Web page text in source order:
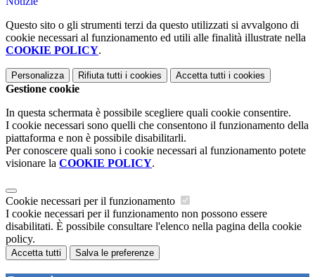
Questo sito o gli strumenti terzi da questo utilizzati si avvalgono di
cookie necessari al funzionamento ed utili alle finalità illustrate nella
COOKIE POLICY.
Personalizza Rifiuta tutti i cookies Accetta tutti i cookies
Gestione cookie
In questa schermata è possibile scegliere quali cookie consentire.
I cookie necessari sono quelli che consentono il funzionamento della
piattaforma e non è possibile disabilitarli.
Per conoscere quali sono i cookie necessari al funzionamento potete
visionare la COOKIE POLICY.
Cookie necessari per il funzionamento
I cookie necessari per il funzionamento non possono essere
disabilitati. È possibile consultare l'elenco nella pagina della cookie
policy.
Accetta tutti Salva le preferenze